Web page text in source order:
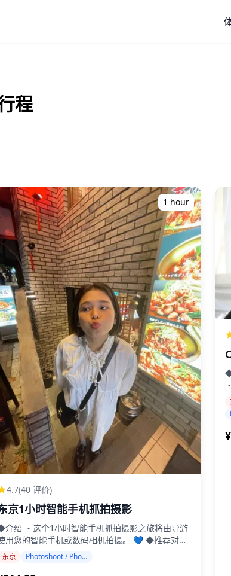
程
1 hour
4.7(40 评价)
京1小时智能手机抓拍摄影
个1小时智能手机抓拍摄影之旅将由导游
用您的智能手机或数码相机拍摄。 💙 ◆推荐对象:
・想要像朋友拍摄的自然照片的人 ・想要当天获得
东京 Photoshoot / Photo tour